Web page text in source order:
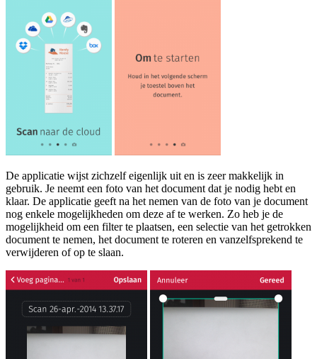
De applicatie wijst zichzelf eigenlijk uit en is zeer makkelijk in
gebruik. Je neemt een foto van het document dat je nodig hebt en
klaar. De applicatie geeft na het nemen van de foto van je document
nog enkele mogelijkheden om deze af te werken. Zo heb je de
mogelijkheid om een filter te plaatsen, een selectie van het getrokken
document te nemen, het document te roteren en vanzelfsprekend te
verwijderen of op te slaan.